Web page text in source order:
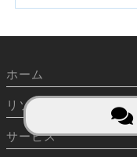
ホーム
リソース
サービス